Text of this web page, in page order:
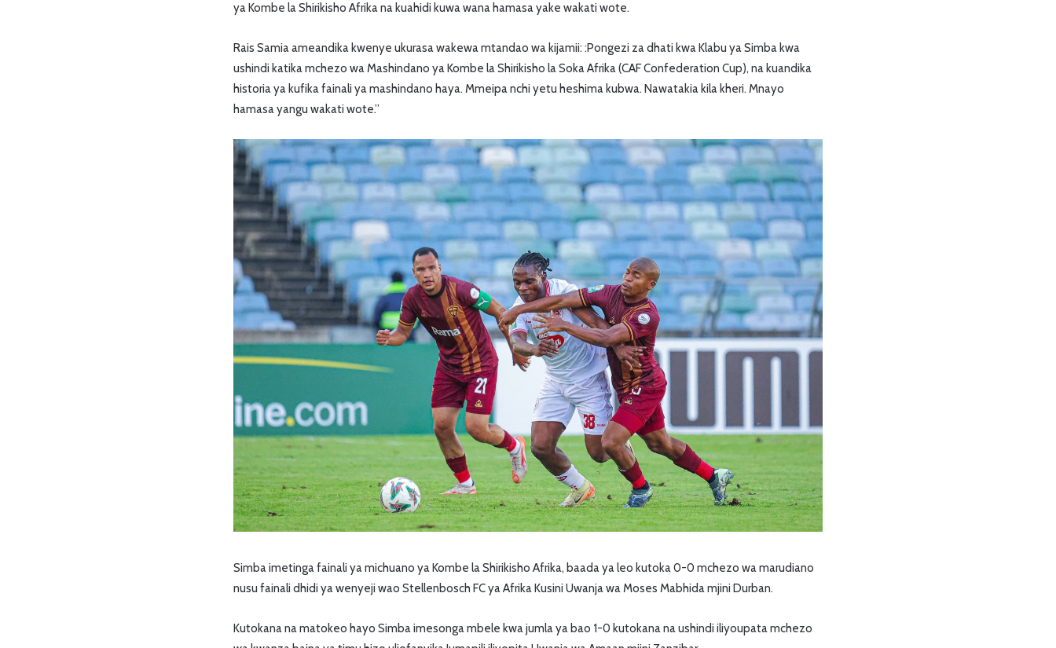
ya Kombe la Shirikisho Afrika na kuahidi kuwa wana hamasa yake wakati wote.
Rais Samia ameandika kwenye ukurasa wakewa mtandao wa kijamii: :Pongezi za dhati kwa Klabu ya Simba kwa
ushindi katika mchezo wa Mashindano ya Kombe la Shirikisho la Soka Afrika (CAF Confederation Cup), na kuandika
historia ya kufika fainali ya mashindano haya. Mmeipa nchi yetu heshima kubwa. Nawatakia kila kheri. Mnayo
hamasa yangu wakati wote.”
Simba imetinga fainali ya michuano ya Kombe la Shirikisho Afrika, baada ya leo kutoka 0-0 mchezo wa marudiano
nusu fainali dhidi ya wenyeji wao Stellenbosch FC ya Afrika Kusini Uwanja wa Moses Mabhida mjini Durban.
Kutokana na matokeo hayo Simba imesonga mbele kwa jumla ya bao 1-0 kutokana na ushindi iliyoupata mchezo